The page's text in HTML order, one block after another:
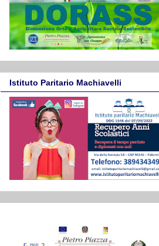
Istituto Paritario Machiavelli